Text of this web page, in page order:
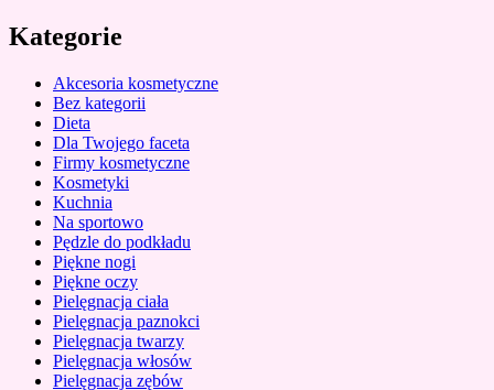
Kategorie
Akcesoria kosmetyczne
Bez kategorii
Dieta
Dla Twojego faceta
Firmy kosmetyczne
Kosmetyki
Kuchnia
Na sportowo
Pędzle do podkładu
Piękne nogi
Piękne oczy
Pielęgnacja ciała
Pielęgnacja paznokci
Pielęgnacja twarzy
Pielęgnacja włosów
Pielęgnacja zębów